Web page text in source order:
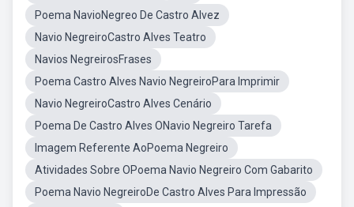
Poema NavioNegreo De Castro Alvez
Navio NegreiroCastro Alves Teatro
Navios NegreirosFrases
Poema Castro Alves Navio NegreiroPara Imprimir
Navio NegreiroCastro Alves Cenário
Poema De Castro Alves ONavio Negreiro Tarefa
Imagem Referente AoPoema Negreiro
Atividades Sobre OPoema Navio Negreiro Com Gabarito
Poema Navio NegreiroDe Castro Alves Para Impressão